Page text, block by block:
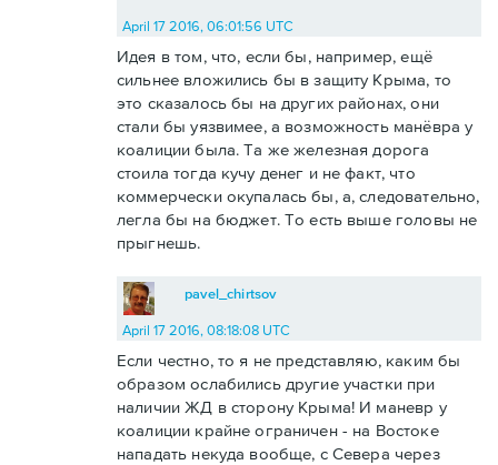
April 17 2016, 06:01:56 UTC
Идея в том, что, если бы, например, ещё
сильнее вложились бы в защиту Крыма, то
это сказалось бы на других районах, они
стали бы уязвимее, а возможность манёвра у
коалиции была. Та же железная дорога
стоила тогда кучу денег и не факт, что
коммерчески окупалась бы, а, следовательно,
легла бы на бюджет. То есть выше головы не
прыгнешь.
pavel_chirtsov
April 17 2016, 08:18:08 UTC
Если честно, то я не представляю, каким бы
образом ослабились другие участки при
наличии ЖД в сторону Крыма! И маневр у
коалиции крайне ограничен - на Востоке
нападать некуда вообще, с Севера через